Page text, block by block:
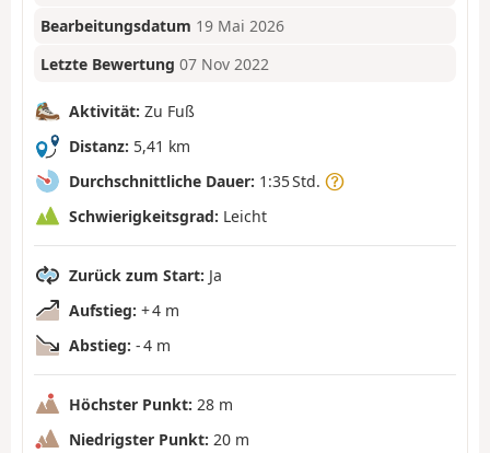
Bearbeitungsdatum 19 Mai 2026
Letzte Bewertung 07 Nov 2022
Aktivität: Zu Fuß
Distanz: 5,41 km
Durchschnittliche Dauer: 1:35 Std.
Schwierigkeitsgrad: Leicht
Zurück zum Start: Ja
Aufstieg: + 4 m
Abstieg: - 4 m
Höchster Punkt: 28 m
Niedrigster Punkt: 20 m